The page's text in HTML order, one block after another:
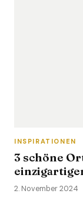
INSPIRATIONEN
3 schöne
2. November 2024